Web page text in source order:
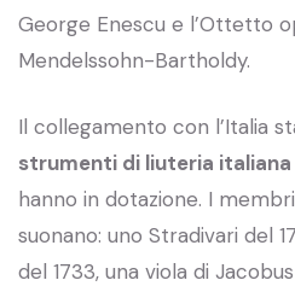
George Enescu e l’Ottetto
Mendelssohn-Bartholdy.
Il collegamento con l’Italia
strumenti di liuteria italiana
hanno in dotazione. I
suonano: uno Stradivari del
del 1733, una viola di